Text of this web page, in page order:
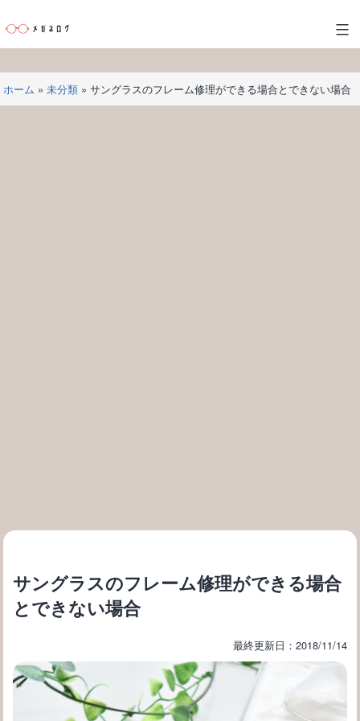
ン
テ
ツ
へ
メ
ガ
ネ
ロ
グ
ホーム » 未分類» サングラスのフレーム修理ができる場合とできない場合
サングラスのフレーム修理ができる場合
とできない場合
最終更新日：2018/11/14